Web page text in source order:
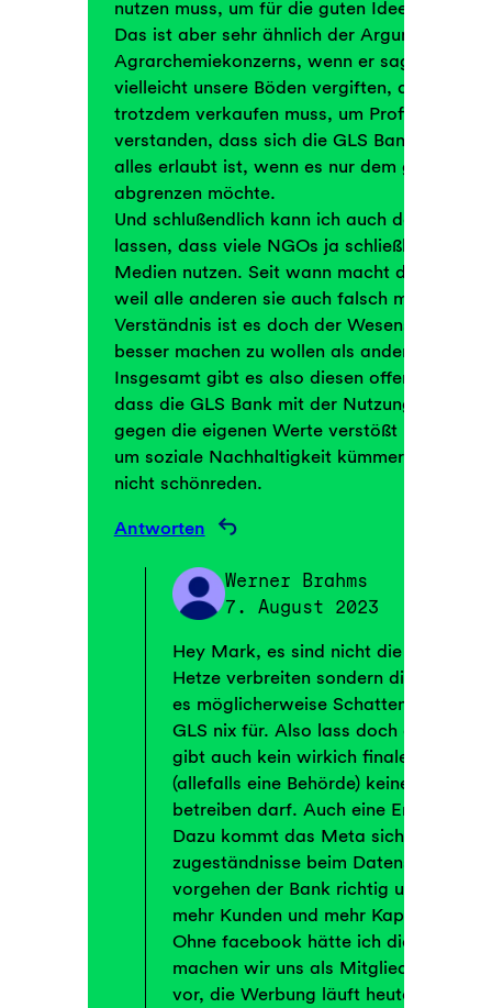
nutzen muss, um für die guten Ideen der
Das ist aber sehr ähnlich der Argumentation
Agrarchemiekonzerns, wenn er sagt, dass
vielleicht unsere Böden vergiften, dass er
trotzdem verkaufen muss, um Profit zu
verstanden, dass sich die GLS Bank von
alles erlaubt ist, wenn es nur dem
abgrenzen möchte.
Und schlußendlich kann ich auch das
lassen, dass viele NGOs ja schließlich auch
Medien nutzen. Seit wann macht die GLS
weil alle anderen sie auch falsch machen?
Verständnis ist es doch der Wesenskern der
besser machen zu wollen als andere.
Insgesamt gibt es also diesen
dass die GLS Bank mit der Nutzung der
gegen die eigenen Werte verstößt und sich
um soziale Nachhaltigkeit kümmert. Und
nicht schönreden.
Antworten
Werner Brahms
7. August 2023
Hey Mark, es sind nicht die soz.
Hetze verbreiten sondern die
es möglicherweise Schattenprfoile
GLS nix für. Also lass doch die
gibt auch kein wirkich finales Urteil
(allefalls eine Behörde) keine Seiten
betreiben darf. Auch eine
Dazu kommt das Meta sich auch
zugeständnisse beim Datenschutz
vorgehen der Bank richtig und
mehr Kunden und mehr Kapital um
Ohne facebook hätte ich die GLS
machen wir uns als Mitglieder (Ich
vor, die Werbung läuft heute nun mal